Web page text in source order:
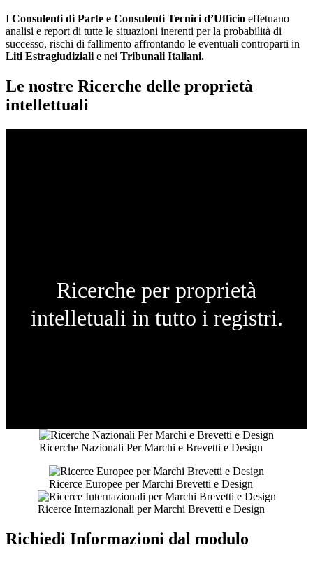
I Consulenti di Parte e Consulenti Tecnici d’Ufficio effetuano
analisi e report di tutte le situazioni inerenti per la probabilità di
successo, rischi di fallimento affrontando le eventuali controparti in
Liti Estragiudiziali e nei Tribunali Italiani.
Le nostre Ricerche delle proprietà
intellettuali
Ricerche per proprietà
intelletuali in tutto i registri.
Ricerche Nazionali Per Marchi e Brevetti e Design
Ricerce Europee per Marchi Brevetti e Design
Ricerce Internazionali per Marchi Brevetti e Design
Richiedi Informazioni dal modulo